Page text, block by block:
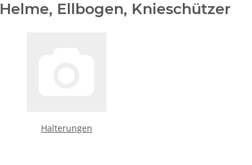
Helme, Ellbogen, Knieschützer
Halterungen